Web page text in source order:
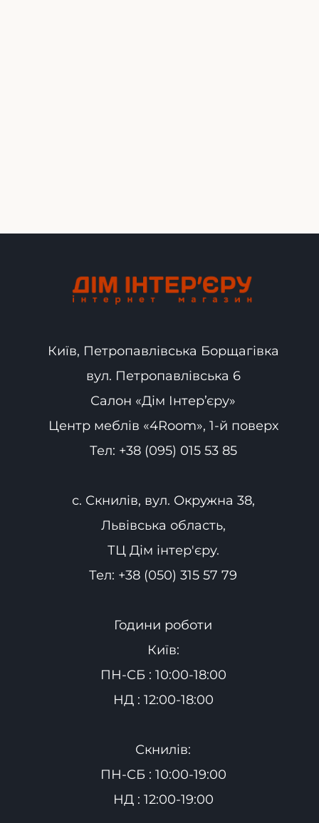
Київ, Петропавлівська Борщагівка
вул. Петропавлівська 6
Салон «Дім Інтер’єру»
Центр меблів «4Room», 1-й поверх
Тел: +38 (095) 015 53 85
с. Скнилів, вул. Окружна 38,
Львівська область,
ТЦ Дім інтер'єру.
Тел: +38 (050) 315 57 79
Години роботи
Київ:
ПН-СБ : 10:00-18:00
НД : 12:00-18:00
Скнилів:
ПН-СБ : 10:00-19:00
НД : 12:00-19:00